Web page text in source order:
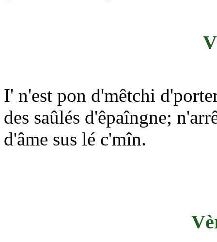
I' n'est pon d'mêtchi
des saûlés d'êpaîngne;
d'âme sus lé c'mîn.